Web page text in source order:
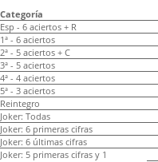
Categoría
Esp - 6 aciertos + R
1ª - 6 aciertos
2ª - 5 aciertos + C
3ª - 5 aciertos
4ª - 4 aciertos
5ª - 3 aciertos
Reintegro
Joker: Todas
Joker: 6 primeras cifras
Joker: 6 últimas cifras
Joker: 5 primeras cifras y 1